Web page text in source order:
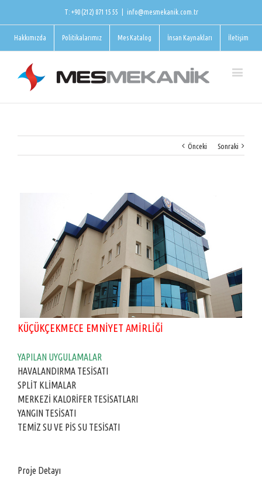
T: +90 (212) 871 15 55 info@mesmekanik.com.tr
Hakkımızda Politikalarımız Mes Katalog İnsan Kaynakları İletişim
Önceki Sonraki
KÜÇÜKÇEKMECE EMNİYET AMİRLİĞİ
YAPILAN UYGULAMALAR
HAVALANDIRMA TESİSATI
SPLİT KLİMALAR
MERKEZİ KALORİFER TESİSATLARI
YANGIN TESİSATI
TEMİZ SU VE PİS SU TESİSATI
Proje Detayı